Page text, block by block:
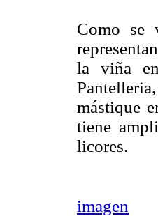
Como se
la viña
mástique
tiene
licores.
imagen